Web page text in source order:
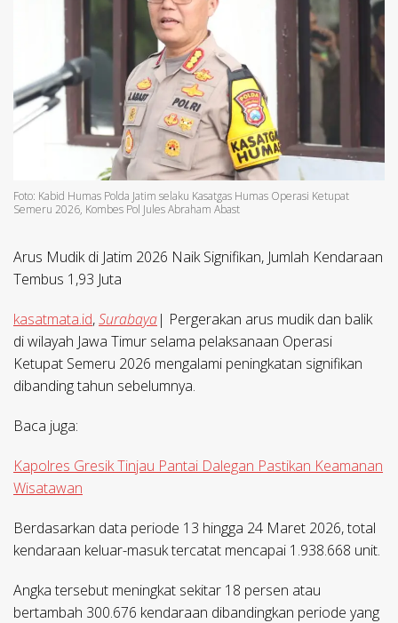
Foto: Kabid Humas Polda Jatim selaku Kasatgas Humas Operasi Ketupat
Semeru 2026, Kombes Pol Jules Abraham Abast
Arus Mudik di Jatim 2026 Naik Signifikan, Jumlah Kendaraan
Tembus 1,93 Juta
kasatmata.id,Surabaya| Pergerakan arus mudik dan balik
di wilayah Jawa Timur selama pelaksanaan Operasi
Ketupat Semeru 2026 mengalami peningkatan signifikan
dibanding tahun sebelumnya.
Baca juga:
Kapolres Gresik Tinjau Pantai Dalegan Pastikan Keamanan
Wisatawan
Berdasarkan data periode 13 hingga 24 Maret 2026, total
kendaraan keluar-masuk tercatat mencapai 1.938.668 unit.
Angka tersebut meningkat sekitar 18 persen atau
bertambah 300.676 kendaraan dibandingkan periode yang